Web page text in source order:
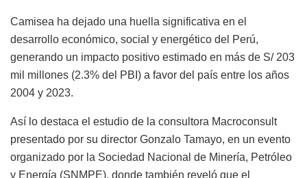
Camisea ha dejado una huella significativa en el
desarrollo económico, social y energético del Perú,
generando un impacto positivo estimado en más de S/ 203
mil millones (2.3% del PBI) a favor del país entre los años
2004 y 2023.
Así lo destaca el estudio de la consultora Macroconsult
presentado por su director Gonzalo Tamayo, en un evento
organizado por la Sociedad Nacional de Minería, Petróleo
y Energía (SNMPE), donde también reveló que el